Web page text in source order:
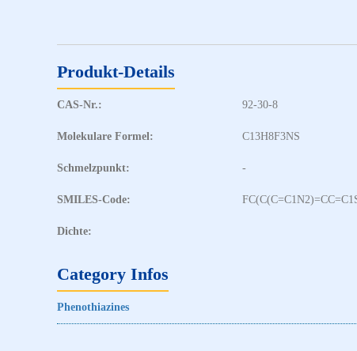
Produkt-Details
CAS-Nr.: 92-30-8
Molekulare Formel: C13H8F3NS
Schmelzpunkt: -
SMILES-Code:
Dichte:
Category Infos
Phenothiazines